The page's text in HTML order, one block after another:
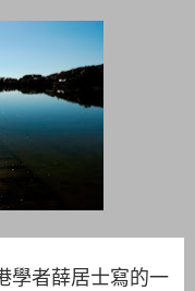
者薛居士寫的一